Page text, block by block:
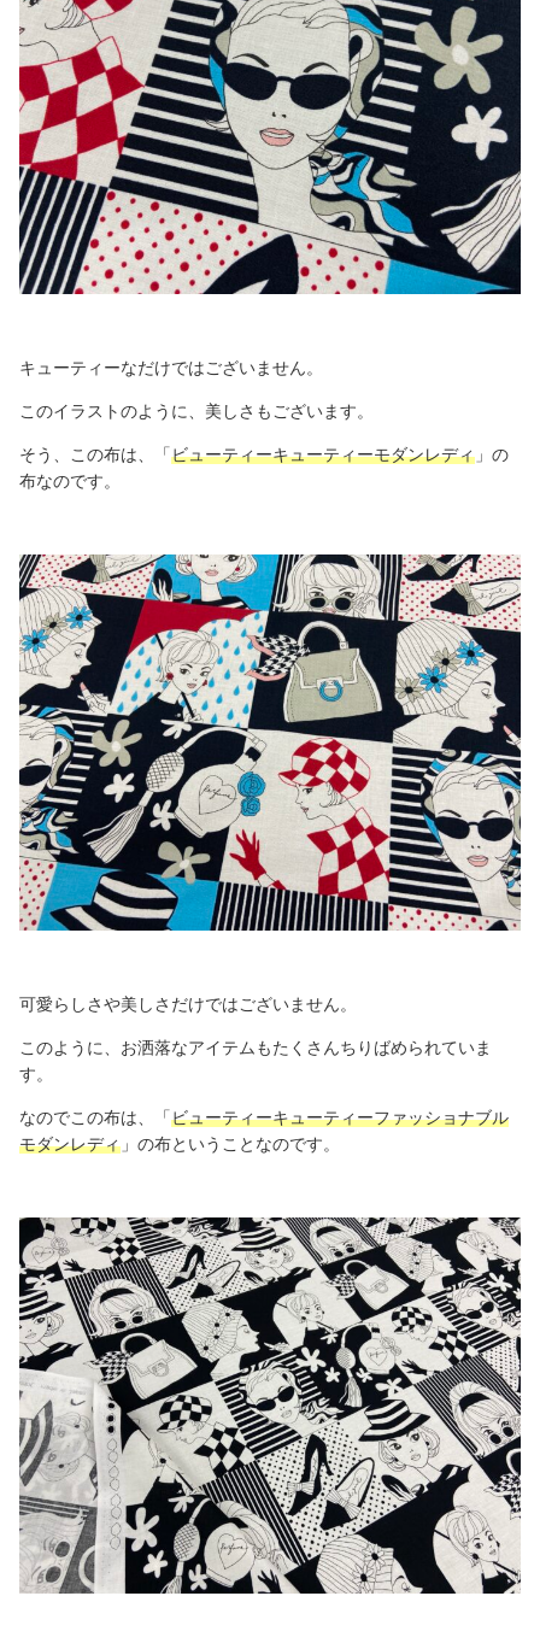
キューティーなだけではございません。
このイラストのように、美しさもございます。
そう、この布は、「ビューティーキューティーモダンレディ 」の
布なのです。
可愛らしさや美しさだけではございません。
このように、お洒落なアイテムもたくさんちりばめられていま
す。
なのでこの布は、「ビューティーキューティーファッショナブル
モダンレディ 」の布ということなのです。